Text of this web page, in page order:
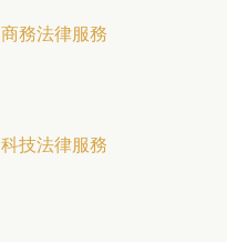
商務法律服務
科技法律服務